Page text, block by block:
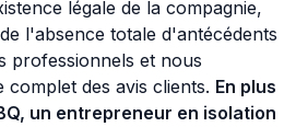
légale de la compagnie,
l'absence totale d'antécédents
professionnels et nous
des avis clients. En plus
un entrepreneur en isolation